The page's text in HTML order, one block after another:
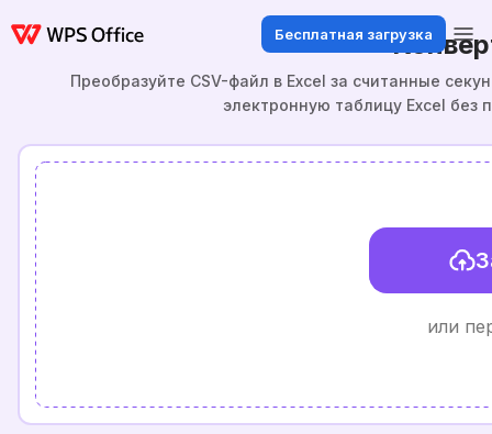
Бесплатная загрузка
Преобразуйте CSV-файл в Excel за считанные
электронную таблицу Excel
или